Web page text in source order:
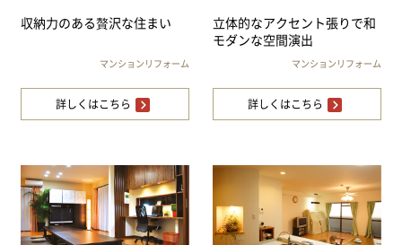
収納力のある贅沢な住まい
マンションリフォーム
詳しくはこちら
立体的なアクセント張りで和
モダンな空間演出
マンションリフォーム
詳しくはこちら